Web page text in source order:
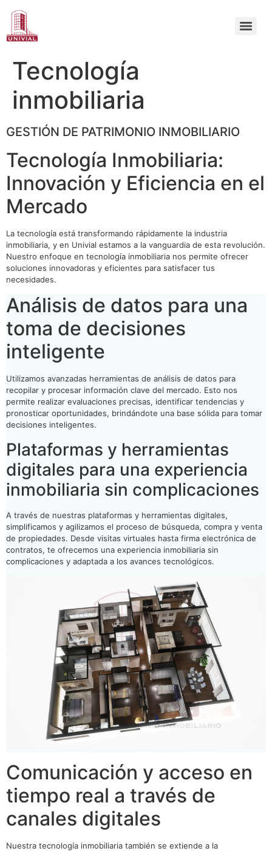
Tecnología
inmobiliaria
GESTIÓN DE PATRIMONIO INMOBILIARIO
Tecnología Inmobiliaria:
Innovación y Eficiencia en el
Mercado
La tecnología está transformando rápidamente la industria
inmobiliaria, y en Univial estamos a la vanguardia de esta revolución.
Nuestro enfoque en tecnología inmobiliaria nos permite ofrecer
soluciones innovadoras y eficientes para satisfacer tus
necesidades.
Análisis de datos para una
toma de decisiones
inteligente
Utilizamos avanzadas herramientas de análisis de datos para
recopilar y procesar información clave del mercado. Esto nos
permite realizar evaluaciones precisas, identificar tendencias y
pronosticar oportunidades, brindándote una base sólida para tomar
decisiones inteligentes.
Plataformas y herramientas
digitales para una experiencia
inmobiliaria sin complicaciones
A través de nuestras plataformas y herramientas digitales,
simplificamos y agilizamos el proceso de búsqueda, compra y venta
de propiedades. Desde visitas virtuales hasta firma electrónica de
contratos, te ofrecemos una experiencia inmobiliaria sin
complicaciones y adaptada a los avances tecnológicos.
Comunicación y acceso en
tiempo real a través de
canales digitales
Nuestra tecnología inmobiliaria también se extiende a la